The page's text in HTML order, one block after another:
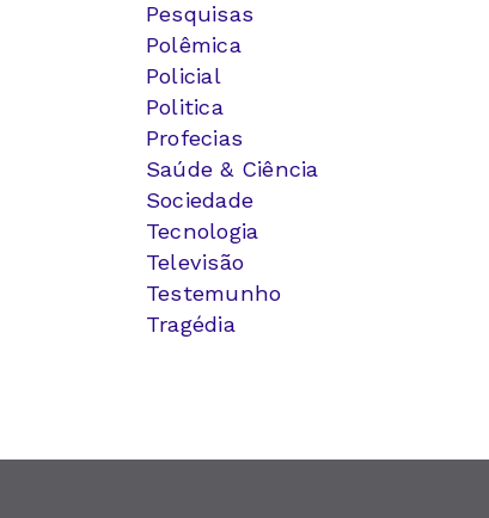
Pesquisas
Polêmica
Policial
Politica
Profecias
Saúde & Ciência
Sociedade
Tecnologia
Televisão
Testemunho
Tragédia